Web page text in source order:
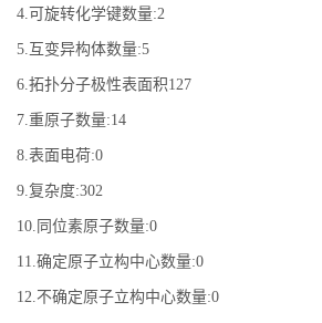
4.可旋转化学键数量:2
5.互变异构体数量:5
6.拓扑分子极性表面积127
7.重原子数量:14
8.表面电荷:0
9.复杂度:302
10.同位素原子数量:0
11.确定原子立构中心数量:0
12.不确定原子立构中心数量:0